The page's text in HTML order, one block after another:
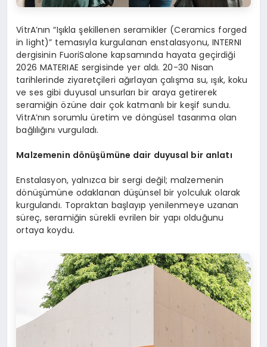
VitrA’nın “Işıkla şekillenen seramikler (Ceramics forged
in light)” temasıyla kurgulanan enstalasyonu, INTERNI
dergisinin FuoriSalone kapsamında hayata geçirdiği
2026 MATERIAE sergisinde yer aldı. 20-30 Nisan
tarihlerinde ziyaretçileri ağırlayan çalışma su, ışık, koku
ve ses gibi duyusal unsurları bir araya getirerek
seramiğin özüne dair çok katmanlı bir keşif sundu.
VitrA’nın sorumlu üretim ve döngüsel tasarıma olan
bağlılığını vurguladı.
Malzemenin dönüşümüne dair duyusal bir anlatı
Enstalasyon, yalnızca bir sergi değil; malzemenin
dönüşümüne odaklanan düşünsel bir yolculuk olarak
kurgulandı. Topraktan başlayıp yenilenmeye uzanan
süreç, seramiğin sürekli evrilen bir yapı olduğunu
ortaya koydu.